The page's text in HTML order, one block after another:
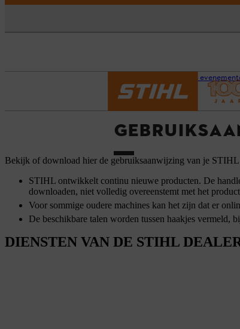
Service en
Bekijk of download hier de gebruiksaanwijzing van je
STIHL ontwikkelt continu nieuwe producten. De
downloaden, niet volledig overeenstemt met het
Voor sommige oudere machines kan het zijn dat er
De beschikbare talen worden tussen haakjes vermeld,
DIENSTEN VAN DE STIHL